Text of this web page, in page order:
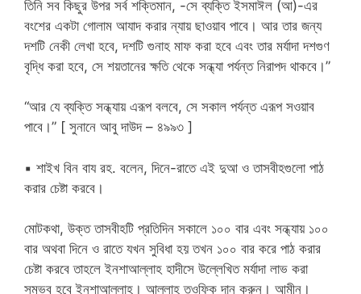
তিনি সব কিছুর উপর সর্ব শক্তিমান, -সে ব্যক্তি ইসমাঈল (আ)-এর
বংশের একটা গোলাম আযাদ করার ন্যায় ছাওয়াব পাবে। আর তার জন্য
দশটি নেকী লেখা হবে, দশটি গুনাহ মাফ করা হবে এবং তার মর্যাদা দশগুণ
বৃদ্ধি করা হবে, সে শয়তানের ক্ষতি থেকে সন্ধ্যা পর্যন্ত নিরাপদ থাকবে।”
“আর যে ব্যক্তি সন্ধ্যায় এরূপ বলবে, সে সকাল পর্যন্ত এরূপ সওয়াব
পাবে।” [ সুনানে আবু দাউদ – ৪৯৯৩ ]
▪ শাইখ বিন বায রহ. বলেন, দিনে-রাতে এই দুআ ও তাসবীহগুলো পাঠ
করার চেষ্টা করবে।
মোটকথা, উক্ত তাসবীহটি প্রতিদিন সকালে ১০০ বার এবং সন্ধ্যায় ১০০
বার অথবা দিনে ও রাতে যখন সুবিধা হয় তখন ১০০ বার করে পাঠ করার
চেষ্টা করবে তাহলে ইনশাআল্লাহ হাদীসে উল্লেখিত মর্যাদা লাভ করা
সম্ভব হবে ইনশাআল্লাহ। আল্লাহ তওফিক দান করুন। আমীন।